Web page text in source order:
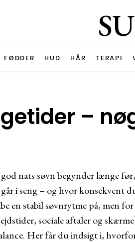
FØDDER HUD HÅR TERAPI
–
nats søvn begynder længe
i seng – og hvor konsekvent
en stabil søvnrytme på, men
sociale aftaler og
Her får du indsigt i,